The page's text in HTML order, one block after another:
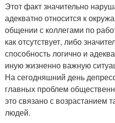
Этот факт значительно
адекватно относится к
общении с коллегами по
как отсутствует, либо
способность логично и
иную жизненно важную
На сегодняшний день
главных проблем
это связано с возрастанием
людей.